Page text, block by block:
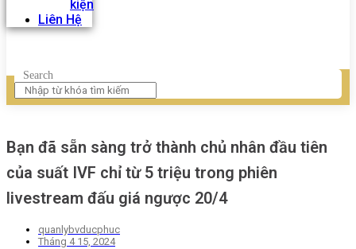
kiện
Liên Hệ
Search
Bạn đã sẵn sàng trở thành chủ nhân đầu tiên
của suất IVF chỉ từ 5 triệu trong phiên
livestream đấu giá ngược 20/4
quanlybvducphuc
Tháng 4 15, 2024